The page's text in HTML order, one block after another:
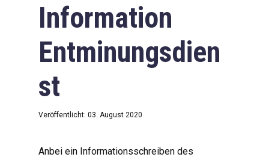
Information
Entminungsdien
st
Veröffentlicht: 03. August 2020
Anbei ein Informationsschreiben des